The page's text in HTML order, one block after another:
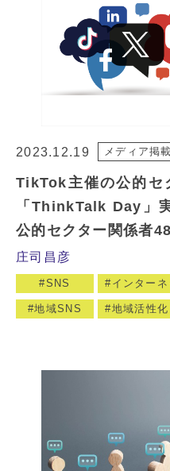
2023.12.19 メディア掲
TikTok主催の公的セ
「ThinkTalk Day」
公的セクター関係者
庄司昌彦
SNS インター
地域SNS 地域活性化